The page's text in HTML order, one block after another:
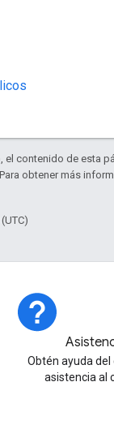
el contenido de esta
. Para obtener más
Obtén ayuda del
asistencia al